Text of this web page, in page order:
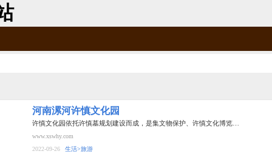
河南漯河许慎文化园
许慎文化园依托许慎墓规划建设而成，是集文物保护、许慎文化博览…
www.xswhy.com
2022-09-26
生活>旅游